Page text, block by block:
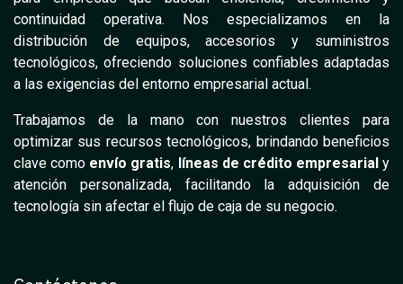
continuidad operativa. Nos especializamos en la
distribución de equipos, accesorios y suministros
tecnológicos, ofreciendo soluciones confiables adaptadas
a las exigencias del entorno empresarial actual.
Trabajamos de la mano con nuestros clientes para
optimizar sus recursos tecnológicos, brindando beneficios
clave como envío gratis, líneas de crédito empresarialy
atención personalizada, facilitando la adquisición de
tecnología sin afectar el flujo de caja de su negocio.